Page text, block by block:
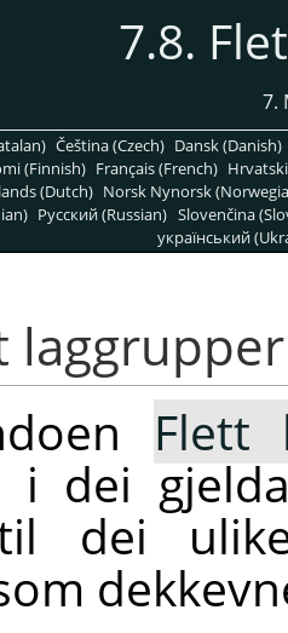
7.8.
7.
Čeština (Czech) Dansk (Danish)
(Finnish) Français (French)
(Dutch) Norsk Nynorsk
Pусский (Russian) Slovenčina
український
laggrupper
Flett
i dei
dei